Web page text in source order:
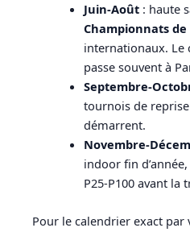
Juin-Août: haute
Championnats de
internationaux. Le
passe souvent à
Septembre-
tournois de
démarrent.
Novembre-
indoor fin
P25-P100 avant la
Pour le calendrier exact